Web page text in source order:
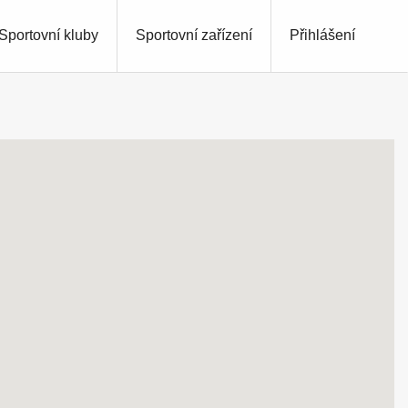
Přihlášení
kluby Sportovní zařízení